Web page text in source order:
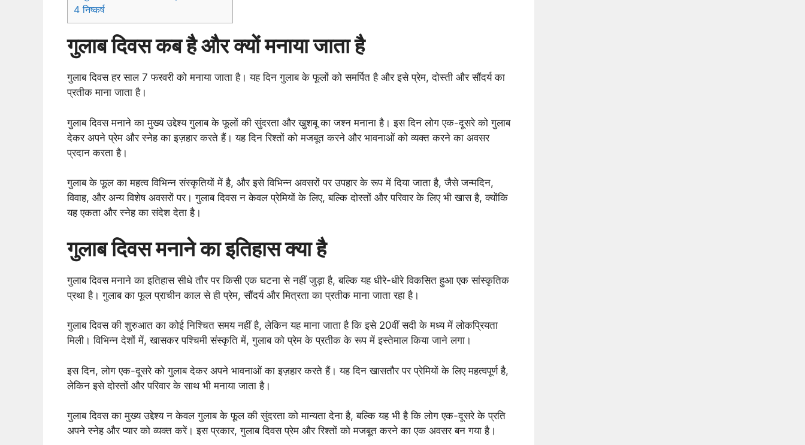
4 निष्कर्ष
गुलाब दिवस कब है और क्यों मनाया जाता है
गुलाब दिवस हर साल 7 फरवरी को मनाया जाता है। यह दिन गुलाब के फूलों को समर्पित है और इसे प्रेम, दोस्ती और सौंदर्य का
प्रतीक माना जाता है।
गुलाब दिवस मनाने का मुख्य उद्देश्य गुलाब के फूलों की सुंदरता और खुशबू का जश्न मनाना है। इस दिन लोग एक-दूसरे को गुलाब
देकर अपने प्रेम और स्नेह का इज़हार करते हैं। यह दिन रिश्तों को मजबूत करने और भावनाओं को व्यक्त करने का अवसर
प्रदान करता है।
गुलाब के फूल का महत्व विभिन्न संस्कृतियों में है, और इसे विभिन्न अवसरों पर उपहार के रूप में दिया जाता है, जैसे जन्मदिन,
विवाह, और अन्य विशेष अवसरों पर। गुलाब दिवस न केवल प्रेमियों के लिए, बल्कि दोस्तों और परिवार के लिए भी खास है, क्योंकि
यह एकता और स्नेह का संदेश देता है।
गुलाब दिवस मनाने का इतिहास क्या है
गुलाब दिवस मनाने का इतिहास सीधे तौर पर किसी एक घटना से नहीं जुड़ा है, बल्कि यह धीरे-धीरे विकसित हुआ एक सांस्कृतिक
प्रथा है। गुलाब का फूल प्राचीन काल से ही प्रेम, सौंदर्य और मित्रता का प्रतीक माना जाता रहा है।
गुलाब दिवस की शुरुआत का कोई निश्चित समय नहीं है, लेकिन यह माना जाता है कि इसे 20वीं सदी के मध्य में लोकप्रियता
मिली। विभिन्न देशों में, खासकर पश्चिमी संस्कृति में, गुलाब को प्रेम के प्रतीक के रूप में इस्तेमाल किया जाने लगा।
इस दिन, लोग एक-दूसरे को गुलाब देकर अपने भावनाओं का इज़हार करते हैं। यह दिन खासतौर पर प्रेमियों के लिए महत्वपूर्ण है,
लेकिन इसे दोस्तों और परिवार के साथ भी मनाया जाता है।
गुलाब दिवस का मुख्य उद्देश्य न केवल गुलाब के फूल की सुंदरता को मान्यता देना है, बल्कि यह भी है कि लोग एक-दूसरे के प्रति
अपने स्नेह और प्यार को व्यक्त करें। इस प्रकार, गुलाब दिवस प्रेम और रिश्तों को मजबूत करने का एक अवसर बन गया है।